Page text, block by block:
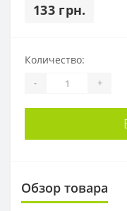
133 грн.
Количество:
- +
Обзор товара